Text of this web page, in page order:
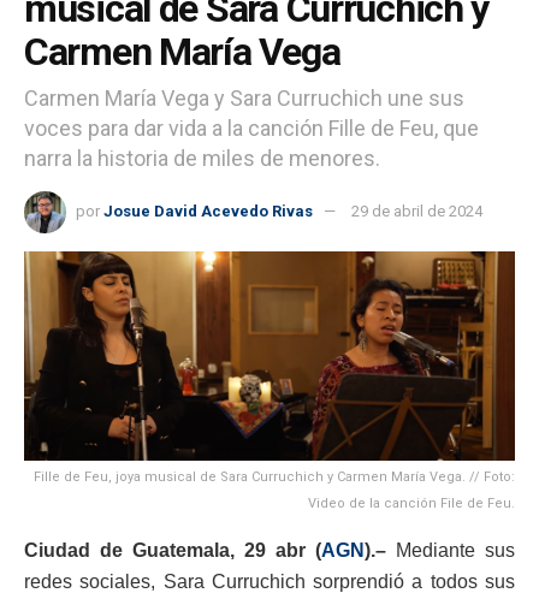
Carmen María Vega
Carmen María Vega y Sara Curruchich une sus
voces para dar vida a la canción Fille de Feu, que
narra la historia de miles de menores.
por Josue David Acevedo Rivas 29 de abril de 2024
Fille de Feu, joya musical de Sara Curruchich y Carmen María Vega. // Foto:
Video de la canción File de Feu.
Ciudad de Guatemala, 29 abr (AGN).– Mediante sus
redes sociales, Sara Curruchich sorprendió a todos sus